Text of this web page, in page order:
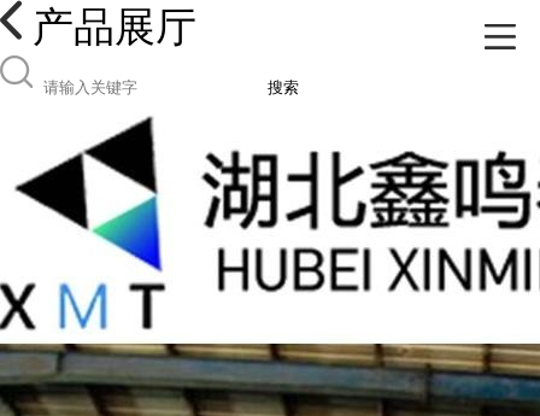
产品展厅
搜索